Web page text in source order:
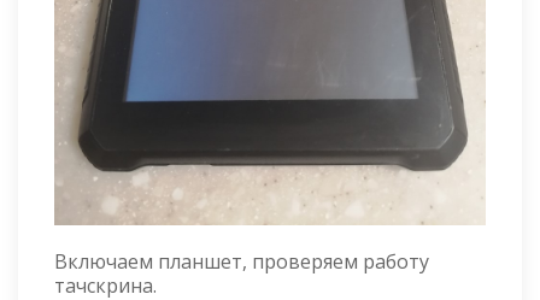
Включаем планшет, проверяем работу
тачскрина.